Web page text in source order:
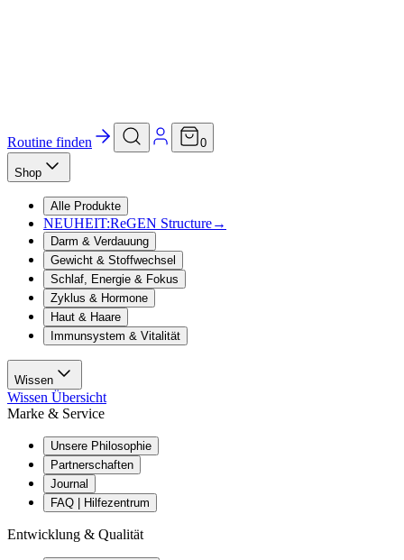
Routine finden 0
Shop
Alle Produkte
NEUHEIT:ReGEN Structure→
Darm & Verdauung
Gewicht & Stoffwechsel
Schlaf, Energie & Fokus
Zyklus & Hormone
Haut & Haare
Immunsystem & Vitalität
Wissen
Wissen Übersicht
Marke & Service
Unsere Philosophie
Partnerschaften
Journal
FAQ | Hilfezentrum
Entwicklung & Qualität